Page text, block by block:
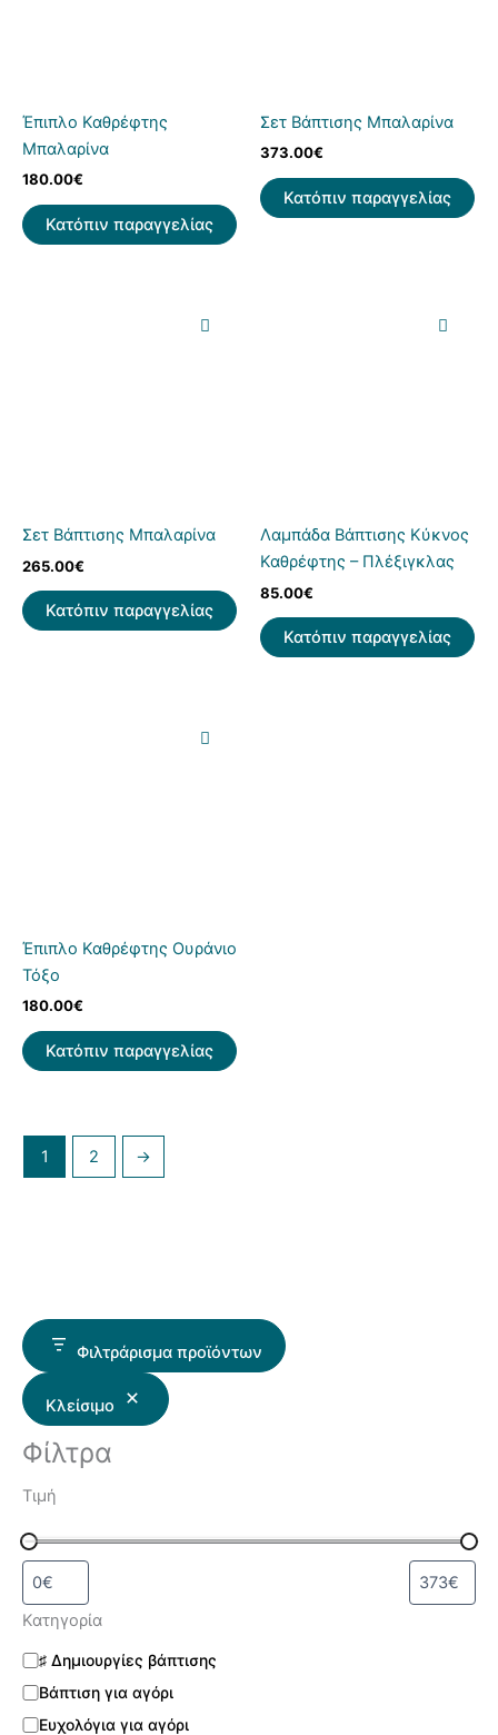
Φιλτράρισμα προϊόντων
Κλείσιμο
Φίλτρα
Τιμή
Κατηγορία
♯ Δημιουργίες βάπτισης
Βάπτιση για αγόρι
Ευχολόγια για αγόρι
Έπιπλο Καθρέφτης
Μπαλαρίνα
180.00€
Κατόπιν παραγγελίας
Σετ Βάπτισης Μπαλαρίνα
373.00€
Κατόπιν παραγγελίας
Σετ Βάπτισης Μπαλαρίνα
265.00€
Κατόπιν παραγγελίας
Λαμπάδα Βάπτισης Κύκνος
Καθρέφτης – Πλέξιγκλας
85.00€
Κατόπιν παραγγελίας
Έπιπλο Καθρέφτης Ουράνιο
Τόξο
180.00€
Κατόπιν παραγγελίας
1 2 →